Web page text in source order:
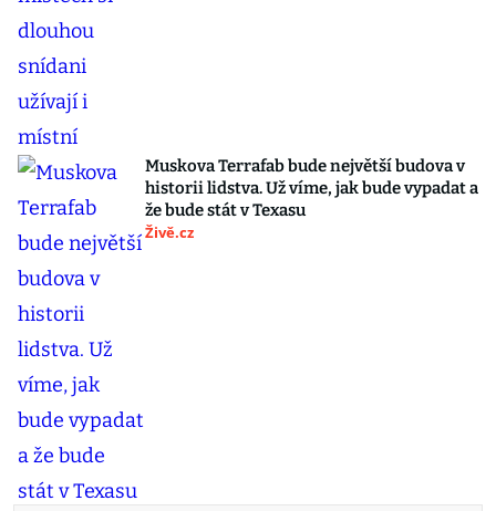
Muskova Terrafab bude největší budova v
historii lidstva. Už víme, jak bude vypadat a
že bude stát v Texasu
Živě.cz